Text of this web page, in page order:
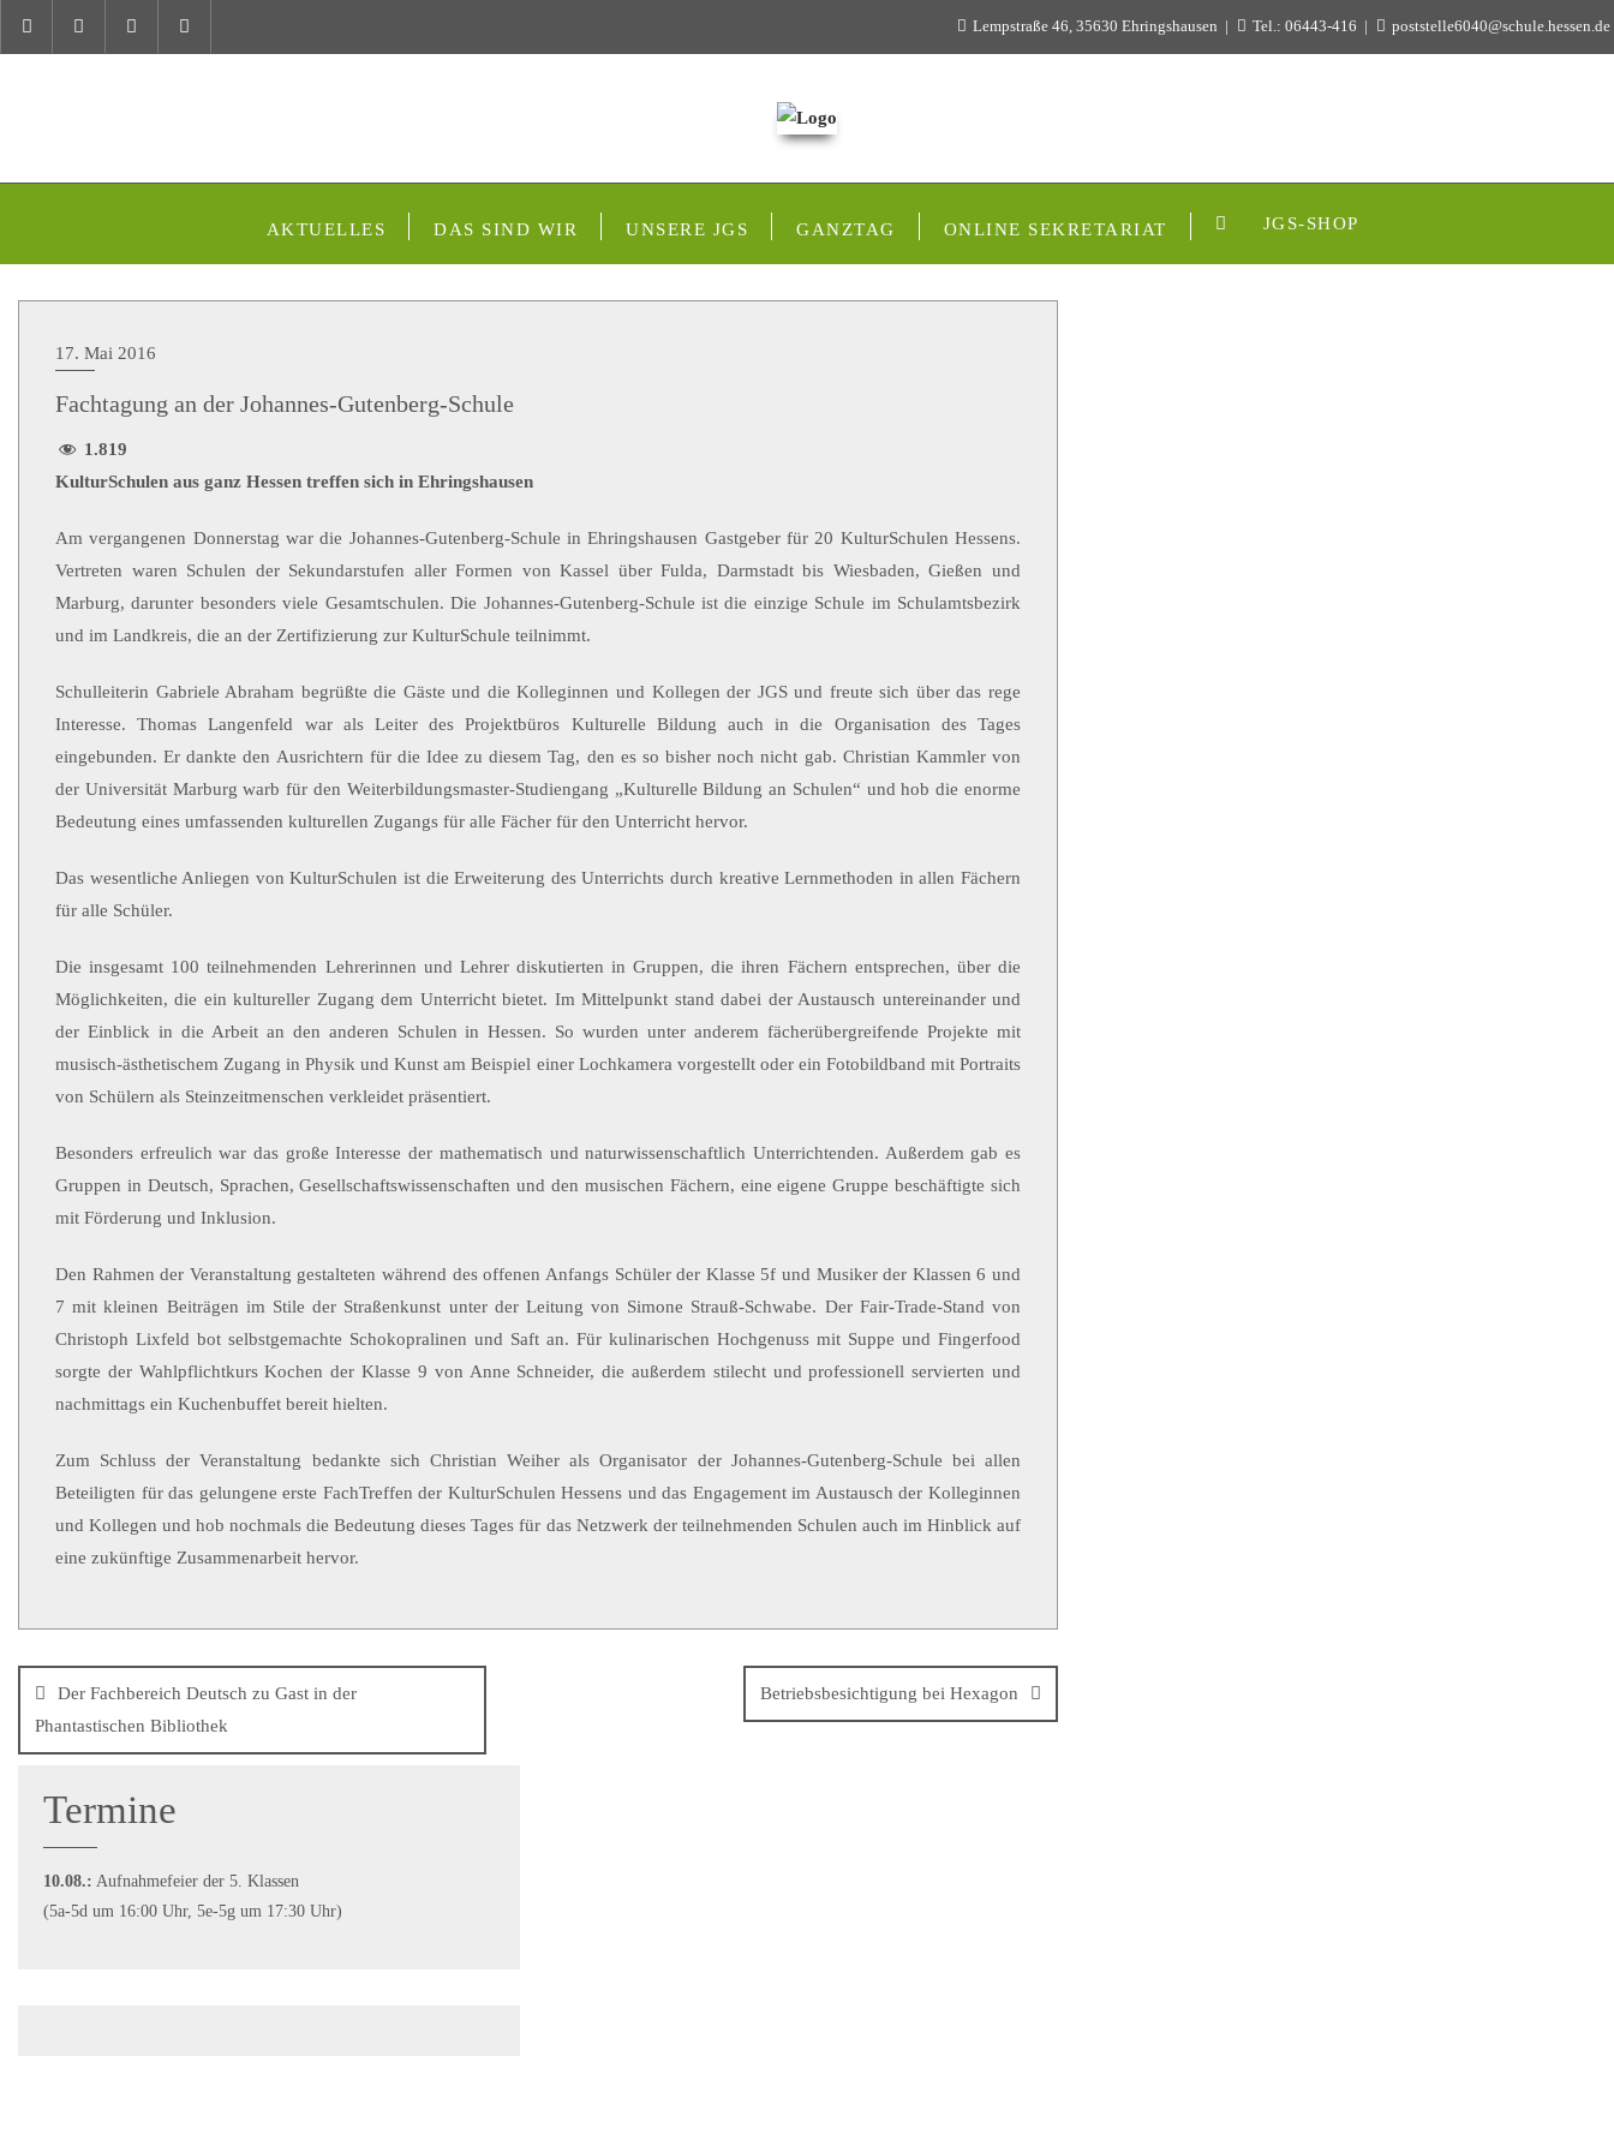
Lempstraße 46, 35630 Ehringshausen Tel.: 06443-416 poststelle6040@schule.hessen.de
AKTUELLES DAS SIND WIR UNSERE JGS GANZTAG ONLINE SEKRETARIAT JGS-SHOP
17. Mai 2016
Fachtagung an der Johannes-Gutenberg-Schule
1.819
KulturSchulen aus ganz Hessen treffen sich in Ehringshausen
Am vergangenen Donnerstag war die Johannes-Gutenberg-Schule in Ehringshausen Gastgeber für 20 KulturSchulen Hessens.
Vertreten waren Schulen der Sekundarstufen aller Formen von Kassel über Fulda, Darmstadt bis Wiesbaden, Gießen und
Marburg, darunter besonders viele Gesamtschulen. Die Johannes-Gutenberg-Schule ist die einzige Schule im Schulamtsbezirk
und im Landkreis, die an der Zertifizierung zur KulturSchule teilnimmt.
Schulleiterin Gabriele Abraham begrüßte die Gäste und die Kolleginnen und Kollegen der JGS und freute sich über das rege
Interesse. Thomas Langenfeld war als Leiter des Projektbüros Kulturelle Bildung auch in die Organisation des Tages
eingebunden. Er dankte den Ausrichtern für die Idee zu diesem Tag, den es so bisher noch nicht gab. Christian Kammler von
der Universität Marburg warb für den Weiterbildungsmaster-Studiengang „Kulturelle Bildung an Schulen“ und hob die enorme
Bedeutung eines umfassenden kulturellen Zugangs für alle Fächer für den Unterricht hervor.
Das wesentliche Anliegen von KulturSchulen ist die Erweiterung des Unterrichts durch kreative Lernmethoden in allen Fächern
für alle Schüler.
Die insgesamt 100 teilnehmenden Lehrerinnen und Lehrer diskutierten in Gruppen, die ihren Fächern entsprechen, über die
Möglichkeiten, die ein kultureller Zugang dem Unterricht bietet. Im Mittelpunkt stand dabei der Austausch untereinander und
der Einblick in die Arbeit an den anderen Schulen in Hessen. So wurden unter anderem fächerübergreifende Projekte mit
musisch-ästhetischem Zugang in Physik und Kunst am Beispiel einer Lochkamera vorgestellt oder ein Fotobildband mit Portraits
von Schülern als Steinzeitmenschen verkleidet präsentiert.
Besonders erfreulich war das große Interesse der mathematisch und naturwissenschaftlich Unterrichtenden. Außerdem gab es
Gruppen in Deutsch, Sprachen, Gesellschaftswissenschaften und den musischen Fächern, eine eigene Gruppe beschäftigte sich
mit Förderung und Inklusion.
Den Rahmen der Veranstaltung gestalteten während des offenen Anfangs Schüler der Klasse 5f und Musiker der Klassen 6 und
7 mit kleinen Beiträgen im Stile der Straßenkunst unter der Leitung von Simone Strauß-Schwabe. Der Fair-Trade-Stand von
Christoph Lixfeld bot selbstgemachte Schokopralinen und Saft an. Für kulinarischen Hochgenuss mit Suppe und Fingerfood
sorgte der Wahlpflichtkurs Kochen der Klasse 9 von Anne Schneider, die außerdem stilecht und professionell servierten und
nachmittags ein Kuchenbuffet bereit hielten.
Zum Schluss der Veranstaltung bedankte sich Christian Weiher als Organisator der Johannes-Gutenberg-Schule bei allen
Beteiligten für das gelungene erste FachTreffen der KulturSchulen Hessens und das Engagement im Austausch der Kolleginnen
und Kollegen und hob nochmals die Bedeutung dieses Tages für das Netzwerk der teilnehmenden Schulen auch im Hinblick auf
eine zukünftige Zusammenarbeit hervor.
Der Fachbereich Deutsch zu Gast in der
Phantastischen Bibliothek
Betriebsbesichtigung bei Hexagon
Termine
10.08.: Aufnahmefeier der 5. Klassen
(5a-5d um 16:00 Uhr, 5e-5g um 17:30 Uhr)